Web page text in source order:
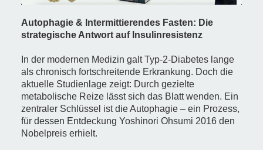
Autophagie & Intermittierendes Fasten: Die
strategische Antwort auf Insulinresistenz
In der modernen Medizin galt Typ-2-Diabetes lange
als chronisch fortschreitende Erkrankung. Doch die
aktuelle Studienlage zeigt: Durch gezielte
metabolische Reize lässt sich das Blatt wenden. Ein
zentraler Schlüssel ist die Autophagie – ein Prozess,
für dessen Entdeckung Yoshinori Ohsumi 2016 den
Nobelpreis erhielt.